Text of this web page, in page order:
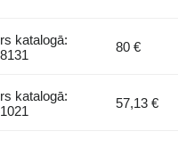
katalogā:
80 €
katalogā:
57,13 €